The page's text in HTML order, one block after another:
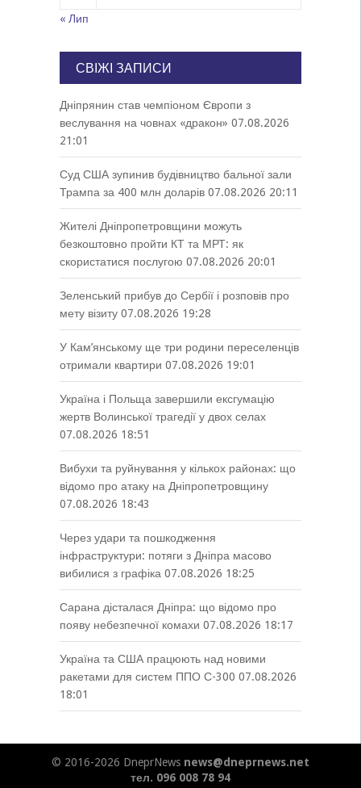
« Лип
СВІЖІ ЗАПИСИ
Дніпрянин став чемпіоном Європи з
веслування на човнах «дракон» 07.08.2026
21:01
Суд США зупинив будівництво бальної зали
Трампа за 400 млн доларів 07.08.2026 20:11
Жителі Дніпропетровщини можуть
безкоштовно пройти КТ та МРТ: як
скористатися послугою 07.08.2026 20:01
Зеленський прибув до Сербії і розповів про
мету візиту 07.08.2026 19:28
У Кам’янському ще три родини переселенців
отримали квартири 07.08.2026 19:01
Україна і Польща завершили ексгумацію
жертв Волинської трагедії у двох селах
07.08.2026 18:51
Вибухи та руйнування у кількох районах: що
відомо про атаку на Дніпропетровщину
07.08.2026 18:43
Через удари та пошкодження
інфраструктури: потяги з Дніпра масово
вибилися з графіка 07.08.2026 18:25
Сарана дісталася Дніпра: що відомо про
появу небезпечної комахи 07.08.2026 18:17
Україна та США працюють над новими
ракетами для систем ППО С-300 07.08.2026
18:01
© 2016-2026 DneprNews news@dneprnews.net
тел. 096 008 78 94